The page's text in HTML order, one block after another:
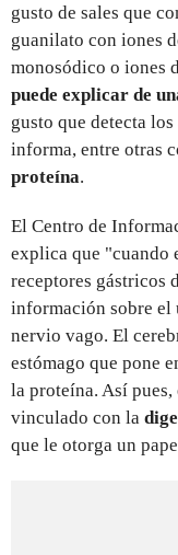
gusto de sales que
guanilato con iones
monosódico o iones
puede explicar de
gusto que detecta los
informa, entre otras
proteína.
El Centro de
explica que "cuando
receptores gástricos
información sobre el
nervio vago. El
estómago que pone
la proteína. Así pues,
vinculado con la
que le otorga un